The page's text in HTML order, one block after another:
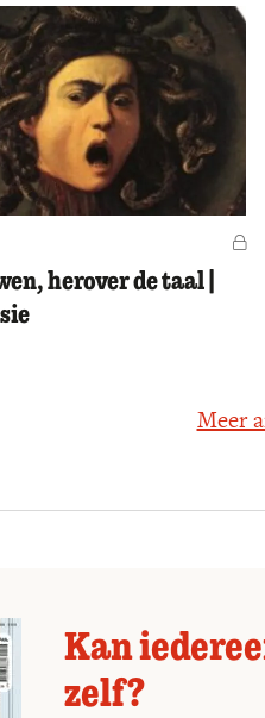
herover de taal |
Meer
Kan
zelf?